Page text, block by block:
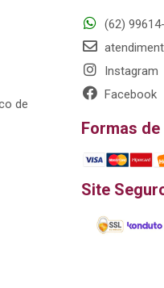
de
(62)
Instagram
Facebook
Formas
Site